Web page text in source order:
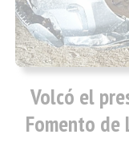
Volcó el
Fomento de